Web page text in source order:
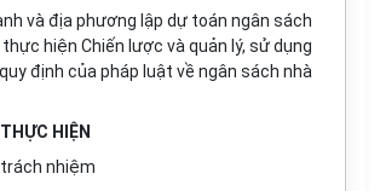
và địa phương lập dự toán ngân sách
hiện Chiến lược và quản lý, sử dụng
định của pháp luật về ngân sách nhà
HIỆN
nhiệm